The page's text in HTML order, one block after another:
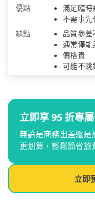
優點
滿足臨時
不需事先
缺點
品質參差
通常僅能
價格貴
可能不跳
立即享 95 折專
無論是商務出差還是
更划算，輕鬆節省旅
立即